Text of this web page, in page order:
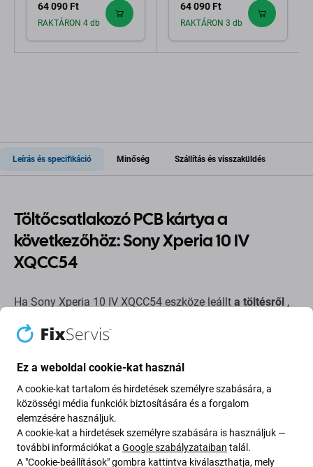
Genuine Service Pack
64 090 Ft
RAKTÁRON 4 db
Genuine Service Pack
64 090 Ft
RAKTÁRON 3 db
Leírás és specifikáció Minőség Szállítás és visszaküldés
Töltőcsatlakozó PCB kártya a
következőhöz: Sony Xperia 10 IV
XQCC54
Ha Sony Xperia 10 IV XQCC54 eszköze leállt a töltésről ,
működjön.
Alkatrészek minősége
Minőség: Utángyártott- Az Aftermarket néven értékesített
alkatrész ugyanazon szabványok, specifikációk és
anyagok szerint készül, mint az eredeti. Ez az eredeti
másolata, és az utángyártott alkatrész (ritka esetekben)
Ez a weboldal cookie-kat használ
A cookie-kat tartalom és hirdetések személyre szabására, a
közösségi média funkciók biztosítására és a forgalom
elemzésére használjuk.
A cookie-kat a hirdetések személyre szabására is használjuk —
további információkat a Google szabályzataiban talál.
A "Cookie-beállítások" gombra kattintva kiválaszthatja, mely